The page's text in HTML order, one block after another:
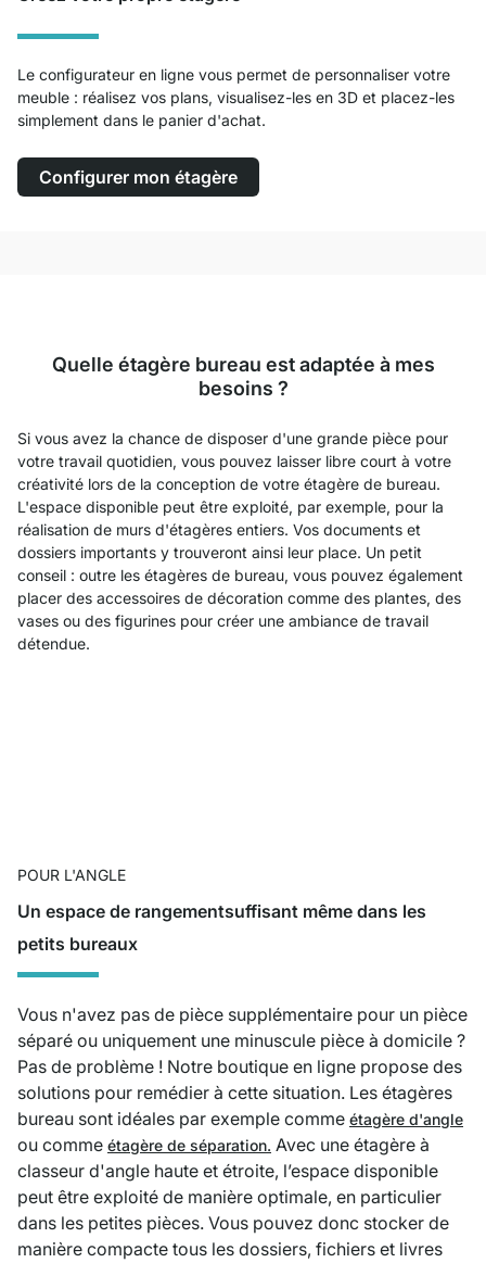
Le configurateur en ligne vous permet de personnaliser votre
meuble : réalisez vos plans, visualisez-les en 3D et placez-les
simplement dans le panier d'achat.
Configurer mon étagère
Quelle étagère bureau est adaptée à mes
besoins ?
Si vous avez la chance de disposer d'une grande pièce pour
votre travail quotidien, vous pouvez laisser libre court à votre
créativité lors de la conception de votre étagère de bureau.
L'espace disponible peut être exploité, par exemple, pour la
réalisation de murs d'étagères entiers. Vos documents et
dossiers importants y trouveront ainsi leur place. Un petit
conseil : outre les étagères de bureau, vous pouvez également
placer des accessoires de décoration comme des plantes, des
vases ou des figurines pour créer une ambiance de travail
détendue.
POUR L'ANGLE
Un espace de rangementsuffisant même dans les
petits bureaux
Vous n'avez pas de pièce supplémentaire pour un pièce
séparé ou uniquement une minuscule pièce à domicile ?
Pas de problème ! Notre boutique en ligne propose des
solutions pour remédier à cette situation. Les étagères
bureau sont idéales par exemple comme étagère d'angle
ou comme étagère de séparation. Avec une étagère à
classeur d'angle haute et étroite, l’espace disponible
peut être exploité de manière optimale, en particulier
dans les petites pièces. Vous pouvez donc stocker de
manière compacte tous les dossiers, fichiers et livres